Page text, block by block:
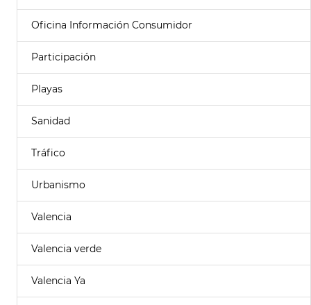
Oficina Información Consumidor
Participación
Playas
Sanidad
Tráfico
Urbanismo
Valencia
Valencia verde
Valencia Ya